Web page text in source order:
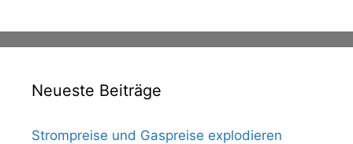
Neueste Beiträge
Strompreise und Gaspreise explodieren